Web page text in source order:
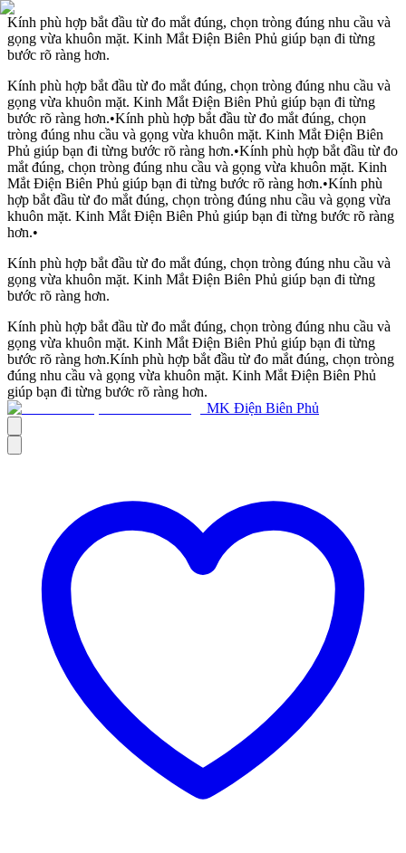
Kính phù hợp bắt đầu từ đo mắt đúng, chọn tròng đúng nhu cầu và
gọng vừa khuôn mặt. Kinh Mắt Điện Biên Phủ giúp bạn đi từng
bước rõ ràng hơn.
Kính phù hợp bắt đầu từ đo mắt đúng, chọn tròng đúng nhu cầu và
gọng vừa khuôn mặt. Kinh Mắt Điện Biên Phủ giúp bạn đi từng
bước rõ ràng hơn.•Kính phù hợp bắt đầu từ đo mắt đúng, chọn
tròng đúng nhu cầu và gọng vừa khuôn mặt. Kinh Mắt Điện Biên
Phủ giúp bạn đi từng bước rõ ràng hơn.•Kính phù hợp bắt đầu từ đo
mắt đúng, chọn tròng đúng nhu cầu và gọng vừa khuôn mặt. Kinh
Mắt Điện Biên Phủ giúp bạn đi từng bước rõ ràng hơn.•Kính phù
hợp bắt đầu từ đo mắt đúng, chọn tròng đúng nhu cầu và gọng vừa
khuôn mặt. Kinh Mắt Điện Biên Phủ giúp bạn đi từng bước rõ ràng
hơn.•
Kính phù hợp bắt đầu từ đo mắt đúng, chọn tròng đúng nhu cầu và
gọng vừa khuôn mặt. Kinh Mắt Điện Biên Phủ giúp bạn đi từng
bước rõ ràng hơn.
Kính phù hợp bắt đầu từ đo mắt đúng, chọn tròng đúng nhu cầu và
gọng vừa khuôn mặt. Kinh Mắt Điện Biên Phủ giúp bạn đi từng
bước rõ ràng hơn.Kính phù hợp bắt đầu từ đo mắt đúng, chọn tròng
đúng nhu cầu và gọng vừa khuôn mặt. Kinh Mắt Điện Biên Phủ
giúp bạn đi từng bước rõ ràng hơn.
MK Điện Biên Phủ